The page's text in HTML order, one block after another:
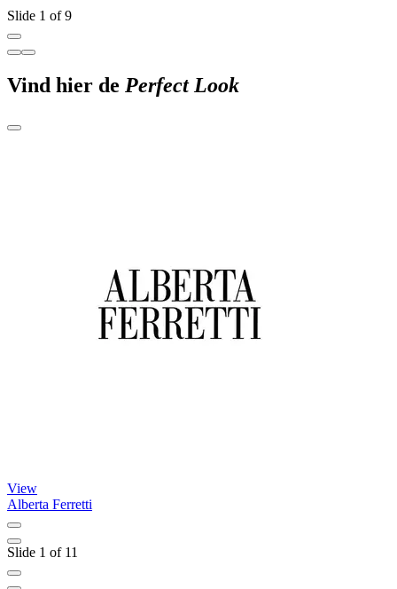
Slide 1 of 9
Vind hier de Perfect Look
View
Alberta Ferretti
Slide 1 of 11